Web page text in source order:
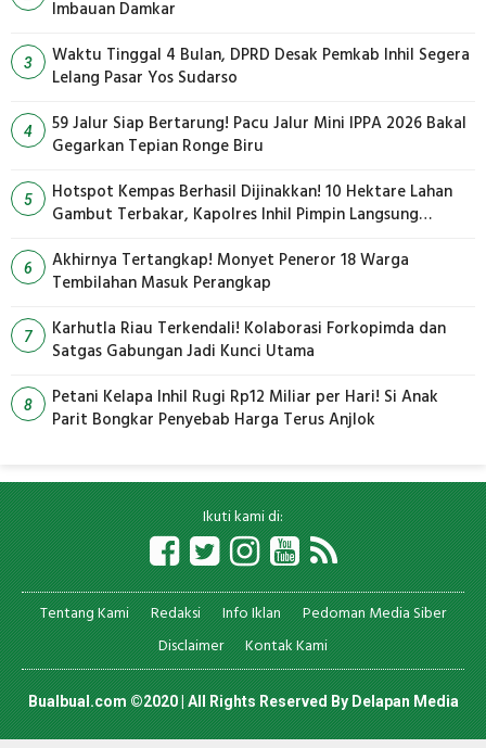
Imbauan Damkar
3
Waktu Tinggal 4 Bulan, DPRD Desak Pemkab Inhil Segera
Lelang Pasar Yos Sudarso
4
59 Jalur Siap Bertarung! Pacu Jalur Mini IPPA 2026 Bakal
Gegarkan Tepian Ronge Biru
5
Hotspot Kempas Berhasil Dijinakkan! 10 Hektare Lahan
Gambut Terbakar, Kapolres Inhil Pimpin Langsung
6
Akhirnya Tertangkap! Monyet Peneror 18 Warga
Tembilahan Masuk Perangkap
7
Karhutla Riau Terkendali! Kolaborasi Forkopimda dan
Satgas Gabungan Jadi Kunci Utama
8
Petani Kelapa Inhil Rugi Rp12 Miliar per Hari! Si Anak
Parit Bongkar Penyebab Harga Terus Anjlok
Ikuti kami di:
Tentang Kami Redaksi Info Iklan
Pedoman Media Siber
Disclaimer
Kontak Kami
Bualbual.com ©2020 | All Rights Reserved ByDelapan Media